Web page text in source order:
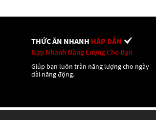
THỨC ĂN NHANH HẤP DẪN
Nạp Nhanh Năng Lượng Cho Bạn
Giúp bạn luôn tràn năng lượng cho ngày
dài năng động.